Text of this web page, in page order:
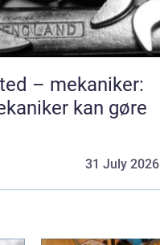
– mekaniker:
kan gøre
31 July 2026